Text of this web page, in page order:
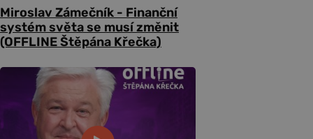
Miroslav Zámečník - Finanční
systém světa se musí změnit
(OFFLINE Štěpána Křečka)